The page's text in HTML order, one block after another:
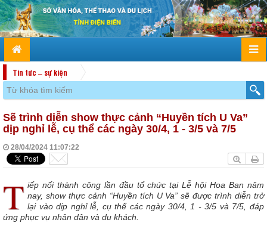
Tin tức – sự kiện
Sẽ trình diễn show thực cảnh “Huyền tích U Va”
dịp nghỉ lễ, cụ thể các ngày 30/4, 1 - 3/5 và 7/5
28/04/2024 11:07:22
T iếp nối thành công lần đầu tổ chức tại Lễ hội Hoa Ban năm
nay, show thực cảnh “Huyền tích U Va” sẽ được trình diễn trở
lại vào dịp nghỉ lễ, cụ thể các ngày 30/4, 1 - 3/5 và 7/5, đáp
ứng phục vụ nhân dân và du khách.